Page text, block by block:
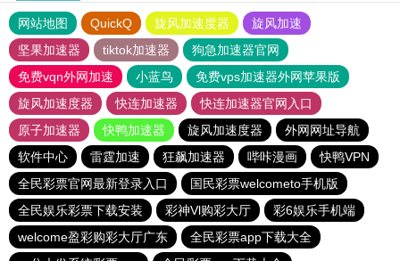
网站地图 QuickQ 旋风加速度器
旋风加速
坚果加速器
tiktok加速器
狗急加速器官网
免费vqn外网加速
小蓝鸟
免费vps加速器外网苹果版
旋风加速度器
快连加速器
快连加速器官网入口
原子加速器
快鸭加速器 旋风加速度器
外网网址导航
软件中心
雷霆加速 狂飙加速器 哔咔漫画
快鸭VPN
全民彩票官网最新登录入口
国民彩票welcometo手机版
全民娱乐彩票下载安装
彩神Vl购彩大厅
彩6娱乐手机端
welcome盈彩购彩大厅广东
全民彩票app下载大全